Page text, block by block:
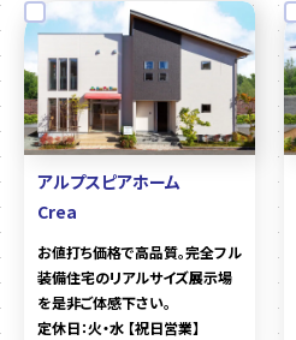
アルプスピアホーム
Crea
お値打ち価格で高品質。完全フル
装備住宅のリアルサイズ展示場
を是非ご体感下さい。
定休日：火・水 【祝日営業】